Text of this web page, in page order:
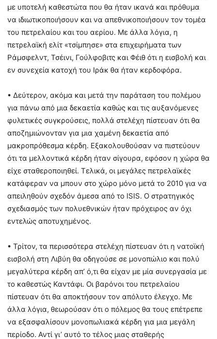
με υποτελή καθεστώτα που θα ήταν ικανά και πρόθυμα
να ιδιωτικοποιήσουν και να απεθνικοποιήσουν τον τομέα
του πετρελαίου και του αερίου. Με άλλα λόγια, η
πετρελαϊκή ελίτ «τσίμπησε» στα επιχειρήματα των
Ράμσφελντ, Τσέινι, Γούλφοβιτς και Φέιθ ότι η εισβολή και
εν συνεχεία κατοχή του Ιράκ θα ήταν κερδοφόρα.
• Δεύτερον, ακόμα και μετά την παράταση του πολέμου
για πάνω από μια δεκαετία καθώς και τις αυξανόμενες
φυλετικές συγκρούσεις, πολλά στελέχη πίστευαν ότι θα
αποζημιώνονταν για μια χαμένη δεκαετία από
μακροπρόθεσμα κέρδη. Εξακολουθούσαν να πιστεύουν
ότι τα μελλοντικά κέρδη ήταν σίγουρα, εφόσον η χώρα θα
είχε σταθεροποιηθεί. Τελικά, οι μεγάλες πετρελαϊκές
κατάφεραν να μπουν στο χώρο μόνο μετά το 2010 για να
απειληθούν σχεδόν άμεσα από το ISIS. Ο στρατηγικός
σχεδιασμός των πολυεθνικών ήταν πρόχειρος αν όχι
εντελώς αποτυχημένος.
• Τρίτον, τα περισσότερα στελέχη πίστευαν ότι η νατοϊκή
εισβολή στη Λιβύη θα οδηγούσε σε μονοπώλιο και πολύ
μεγαλύτερα κέρδη απ’ ό,τι θα είχαν με μία συνεργασία με
το καθεστώς Καντάφι. Οι βαρόνοι του πετρελαίου
πίστευαν ότι θα αποκτήσουν τον απόλυτο έλεγχο. Με
άλλα λόγια, θεωρούσαν ότι ο πόλεμος θα τους επέτρεπε
να εξασφαλίσουν μονοπωλιακά κέρδη για μια μεγάλη
περίοδο. Αντί γι’ αυτό το τέλος μιας σταθερής